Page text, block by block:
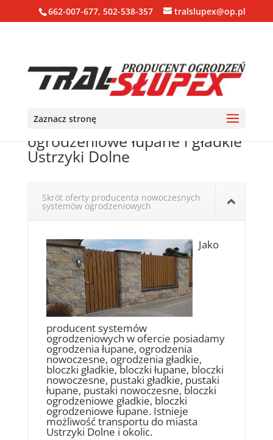
662-007-677, 502-538-357 tralslupex@op.pl
Zaznacz stronę
Ogrodzenia, bloczki, pustaki
ogrodzeniowe łupane i gładkie
Ustrzyki Dolne
Skrót oferty producenta nowoczesnych
systemów ogrodzeniowych
Jako
producent systemów
ogrodzeniowych w ofercie posiadamy
ogrodzenia łupane, ogrodzenia
nowoczesne, ogrodzenia gładkie,
bloczki gładkie, bloczki łupane, bloczki
nowoczesne, pustaki gładkie, pustaki
łupane, pustaki nowoczesne, bloczki
ogrodzeniowe gładkie, bloczki
ogrodzeniowe łupane. Istnieje
możliwość transportu do miasta
Ustrzyki Dolne i okolic.